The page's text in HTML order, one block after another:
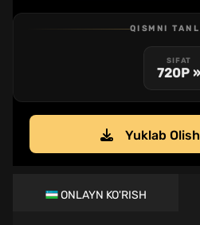
QISMNI
SIFAT
720P »
Yuklab
ONLAYN KO'RISH